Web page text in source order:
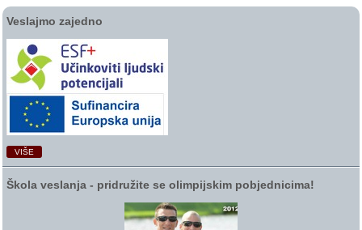
Veslajmo zajedno
VIŠE
Škola veslanja ‑ pridružite se olimpijskim pobjednicima!